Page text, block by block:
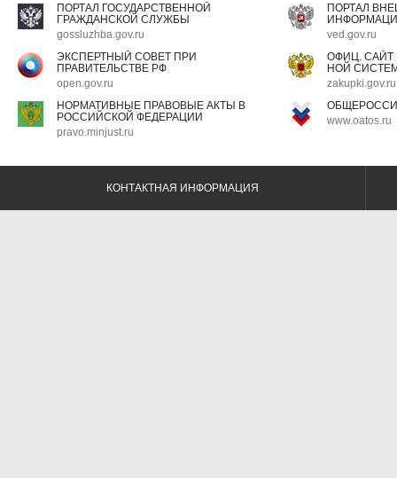
ПОРТАЛ ГОСУДАРСТВЕННОЙ
ГРАЖДАНСКОЙ СЛУЖБЫ
gossluzhba.gov.ru
ПОРТАЛ
ved.gov.ru
ЭКСПЕРТНЫЙ СОВЕТ ПРИ
ПРАВИТЕЛЬСТВЕ РФ
open.gov.ru
ОФИЦ.
НОЙ
zakupki.gov.ru
НОРМАТИВНЫЕ ПРАВОВЫЕ АКТЫ В
РОССИЙСКОЙ ФЕДЕРАЦИИ
pravo.minjust.ru
www.oatos.ru
КОНТАКТНАЯ ИНФОРМАЦИЯ